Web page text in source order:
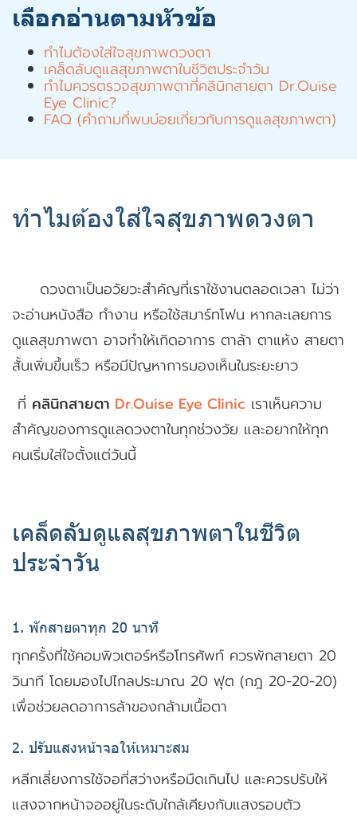
เลือกอ่านตามหัวข้อ
ทำไมต้องใส่ใจสุขภาพดวงตา
เคล็ดลับดูแลสุขภาพตาในชีวิตประจำวัน
ทำไมควรตรวจสุขภาพตาที่คลินิกสายตา Dr.Ouise
Eye Clinic?
FAQ (คำถามที่พบบ่อยเกี่ยวกับการดูแลสุขภาพตา)
ทำไมต้องใส่ใจสุขภาพดวงตา
ดวงตาเป็นอวัยวะสำคัญที่เราใช้งานตลอดเวลา ไม่ว่า
จะอ่านหนังสือ ทำงาน หรือใช้สมาร์ทโฟน หากละเลยการ
ดูแลสุขภาพตา อาจทำให้เกิดอาการ ตาล้า ตาแห้ง สายตา
สั้นเพิ่มขึ้นเร็ว หรือมีปัญหาการมองเห็นในระยะยาว
ที่ คลินิกสายตา Dr.Ouise Eye Clinic เราเห็นความ
สำคัญของการดูแลดวงตาในทุกช่วงวัย และอยากให้ทุก
คนเริ่มใส่ใจตั้งแต่วันนี้
เคล็ดลับดูแลสุขภาพตาในชีวิต
ประจำวัน
1. พักสายตาทุก 20 นาที
ทุกครั้งที่ใช้คอมพิวเตอร์หรือโทรศัพท์ ควรพักสายตา 20
วินาที โดยมองไปไกลประมาณ 20 ฟุต (กฎ 20-20-20)
เพื่อช่วยลดอาการล้าของกล้ามเนื้อตา
2. ปรับแสงหน้าจอให้เหมาะสม
หลีกเลี่ยงการใช้จอที่สว่างหรือมืดเกินไป และควรปรับให้
แสงจากหน้าจออยู่ในระดับใกล้เคียงกับแสงรอบตัว